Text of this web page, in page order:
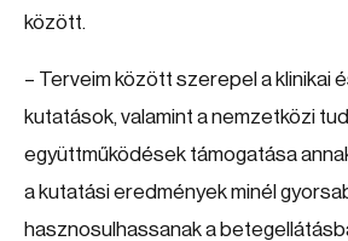
között.
– Terveim között szerepel a klinikai
kutatások, valamint a nemzetközi
együttműködések támogatása
a kutatási eredmények minél
hasznosulhassanak a